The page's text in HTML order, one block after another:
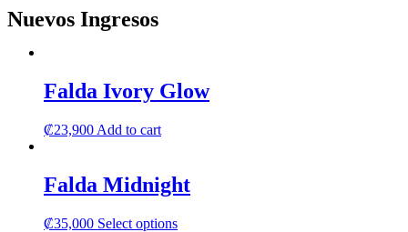
Nuevos Ingresos
Falda Ivory Glow
₡23,900 Add to cart
Falda Midnight
₡35,000 Select optionsThis